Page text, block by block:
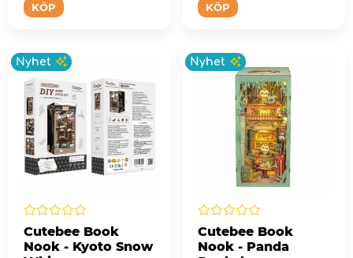
KÖP KÖP
Nyhet
Cutebee Book
Nook - Kyoto Snow
Nyhet
Cutebee Book
Nook - Panda